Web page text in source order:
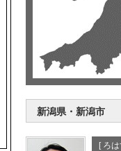
新潟県・新潟市
[ ろ